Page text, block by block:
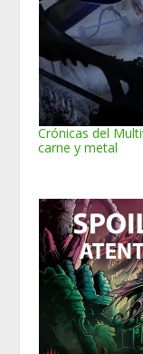
Crónicas del
carne y metal